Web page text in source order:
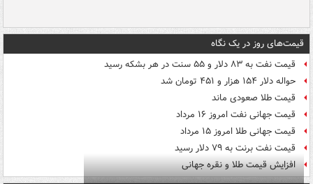
قیمت‌های روز در یک نگاه
قیمت نفت به ۸۳ دلار و ۵۵ سنت در هر بشکه رسید
حواله دلار ۱۵۴ هزار و ۴۵۱ تومان شد
قیمت طلا صعودی ماند
قیمت جهانی نفت امروز ۱۶ مرداد
قیمت جهانی طلا امروز ۱۵ مرداد
قیمت نفت برنت به ۷۹ دلار رسید
افزایش قیمت طلا و نقره جهانی